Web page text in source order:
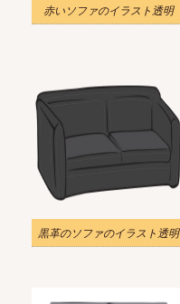
赤いソファのイラスト透明
黒革のソファのイラスト透明